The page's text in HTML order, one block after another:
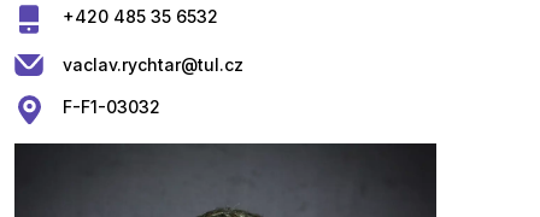
+420 485 35 6532
vaclav.rychtar@tul.cz
F-F1-03032